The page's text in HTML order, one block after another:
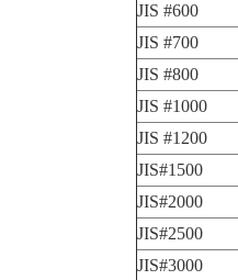
JIS #600
JIS #700
JIS #800
JIS #1000
JIS #1200
JIS#1500
JIS#2000
JIS#2500
JIS#3000